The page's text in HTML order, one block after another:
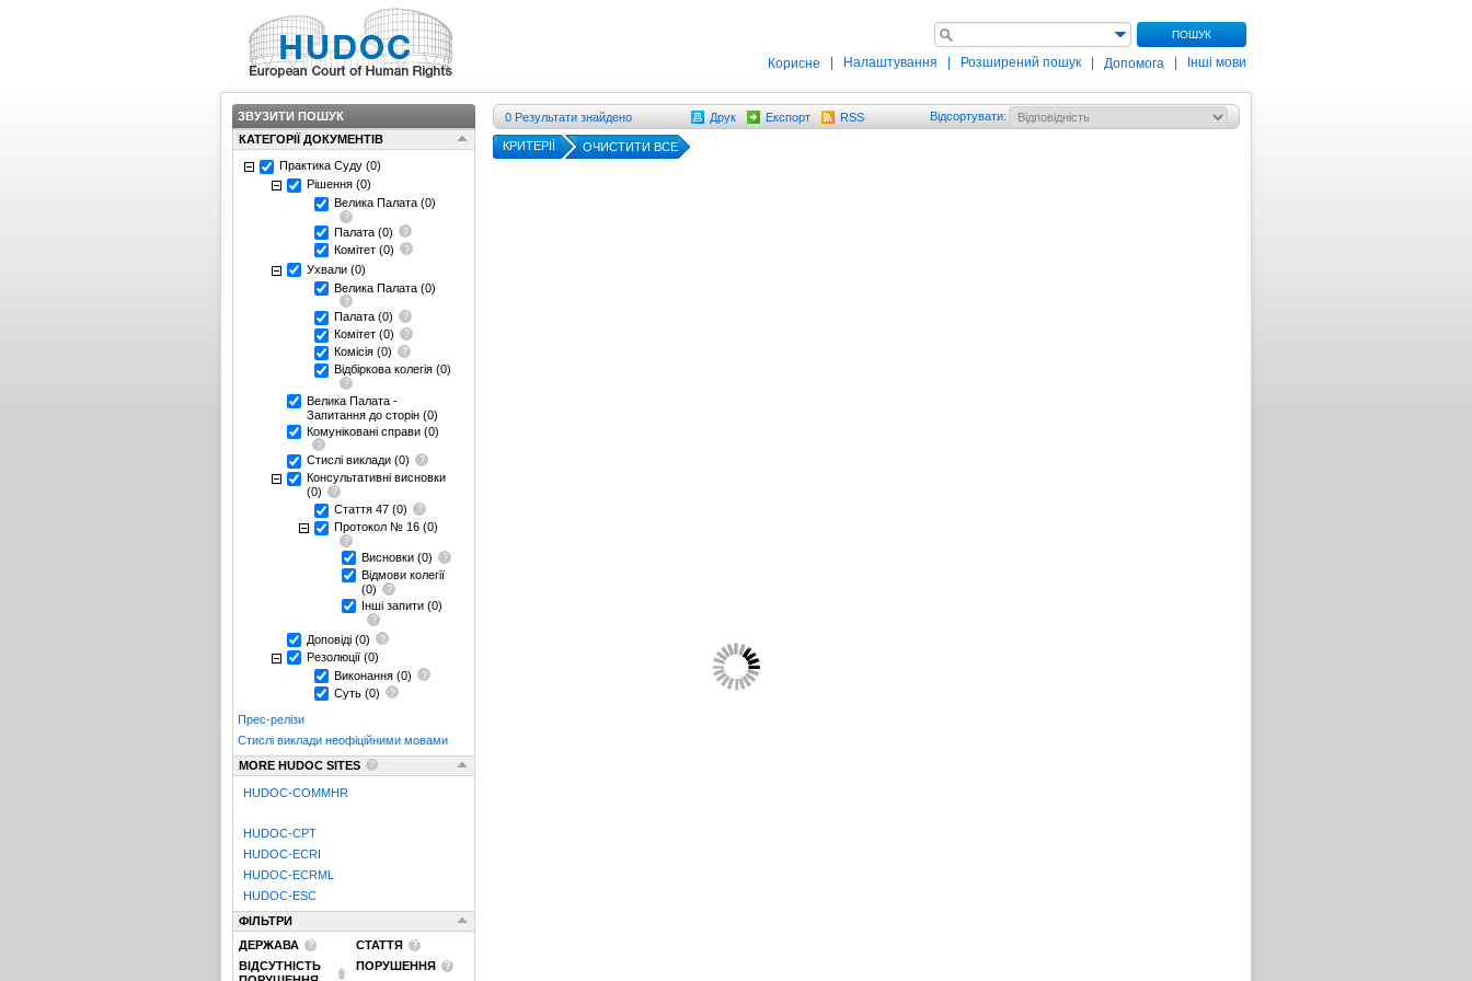
ПОШУК
Корисне Налаштування Розширений пошук Допомога Інші мови
ЗВУЗИТИ ПОШУК
КАТЕГОРІЇ ДОКУМЕНТІВ
Практика Суду (0)
Рішення (0)
Велика Палата (0)
Палата (0)
Комітет (0)
Ухвали (0)
Велика Палата (0)
Палата (0)
Комітет (0)
Комісія (0)
Відбіркова колегія (0)
Велика Палата -
Запитання до сторін (0)
Комуніковані справи (0)
Стислі виклади (0)
Консультативні висновки
(0)
Стаття 47 (0)
Протокол № 16 (0)
Висновки (0)
Відмови колегії
(0)
Інші запити (0)
Доповіді (0)
Резолюції (0)
Виконання (0)
Суть (0)
Прес-релізи
Стислі виклади неофіційними мовами
MORE HUDOC SITES
HUDOC-COMMHR
HUDOC-CPT
HUDOC-ECRI
HUDOC-ECRML
HUDOC-ESC
ФІЛЬТРИ
ДЕРЖАВА
СТАТТЯ
ВІДСУТНІСТЬ
ПОРУШЕННЯ
0 Результати знайдено Друк Експорт RSS Відсортувати:
КРИТЕРІЇ ОЧИСТИТИ ВСЕ